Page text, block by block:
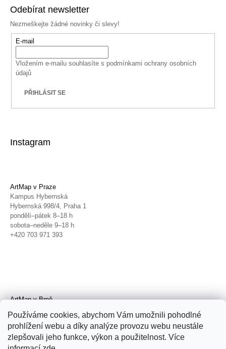
Používáme cookies, abychom Vám umožnili pohodlné
prohlížení webu a díky analýze provozu webu neustále
zlepšovali jeho funkce, výkon a použitelnost. Více
Odebírat newsletter
Nezmeškejte žádné novinky či slevy!
E-mail
Vložením e-mailu souhlasíte s podmínkami ochrany osobních
údajů
PŘIHLÁSIT SE
Instagram
ArtMap v Praze
Kampus Hybernská
Hybernská 998/4, Praha 1
pondělí–pátek 8–18 h
sobota–neděle 9–18 h
+420 703 971 393
ArtMap v Brně
Radnická 4, Brno
úterý–pátek 11–19 h
sobota 14–19 h
+420 702 152 298